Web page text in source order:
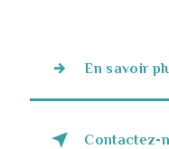
En savoir
Contactez-